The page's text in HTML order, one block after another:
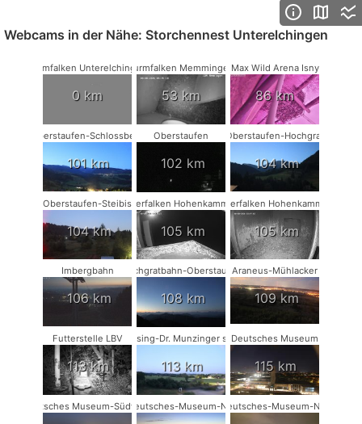
Webcams in der Nähe: Storchennest Unterelchingen
Turmfalken Unterelchingen
0 km
Turmfalken Memmingen
53 km
Max Wild Arena Isny
86 km
Oberstaufen-Schlossberg
101 km
Oberstaufen
102 km
Oberstaufen-Hochgrat
104 km
Oberstaufen-Steibis
104 km
Wanderfalken Hohenkammer #2
105 km
Wanderfalken Hohenkammer #1
105 km
Imbergbahn
106 km
Hochgratbahn-Oberstaufen
108 km
Araneus-Mühlacker
109 km
Futterstelle LBV
113 km
Münsing-Dr. Munzinger sport
113 km
Deutsches Museum
115 km
Deutsches Museum-SüdwestDeutsches-Museum-NODeutsches-Museum-NW